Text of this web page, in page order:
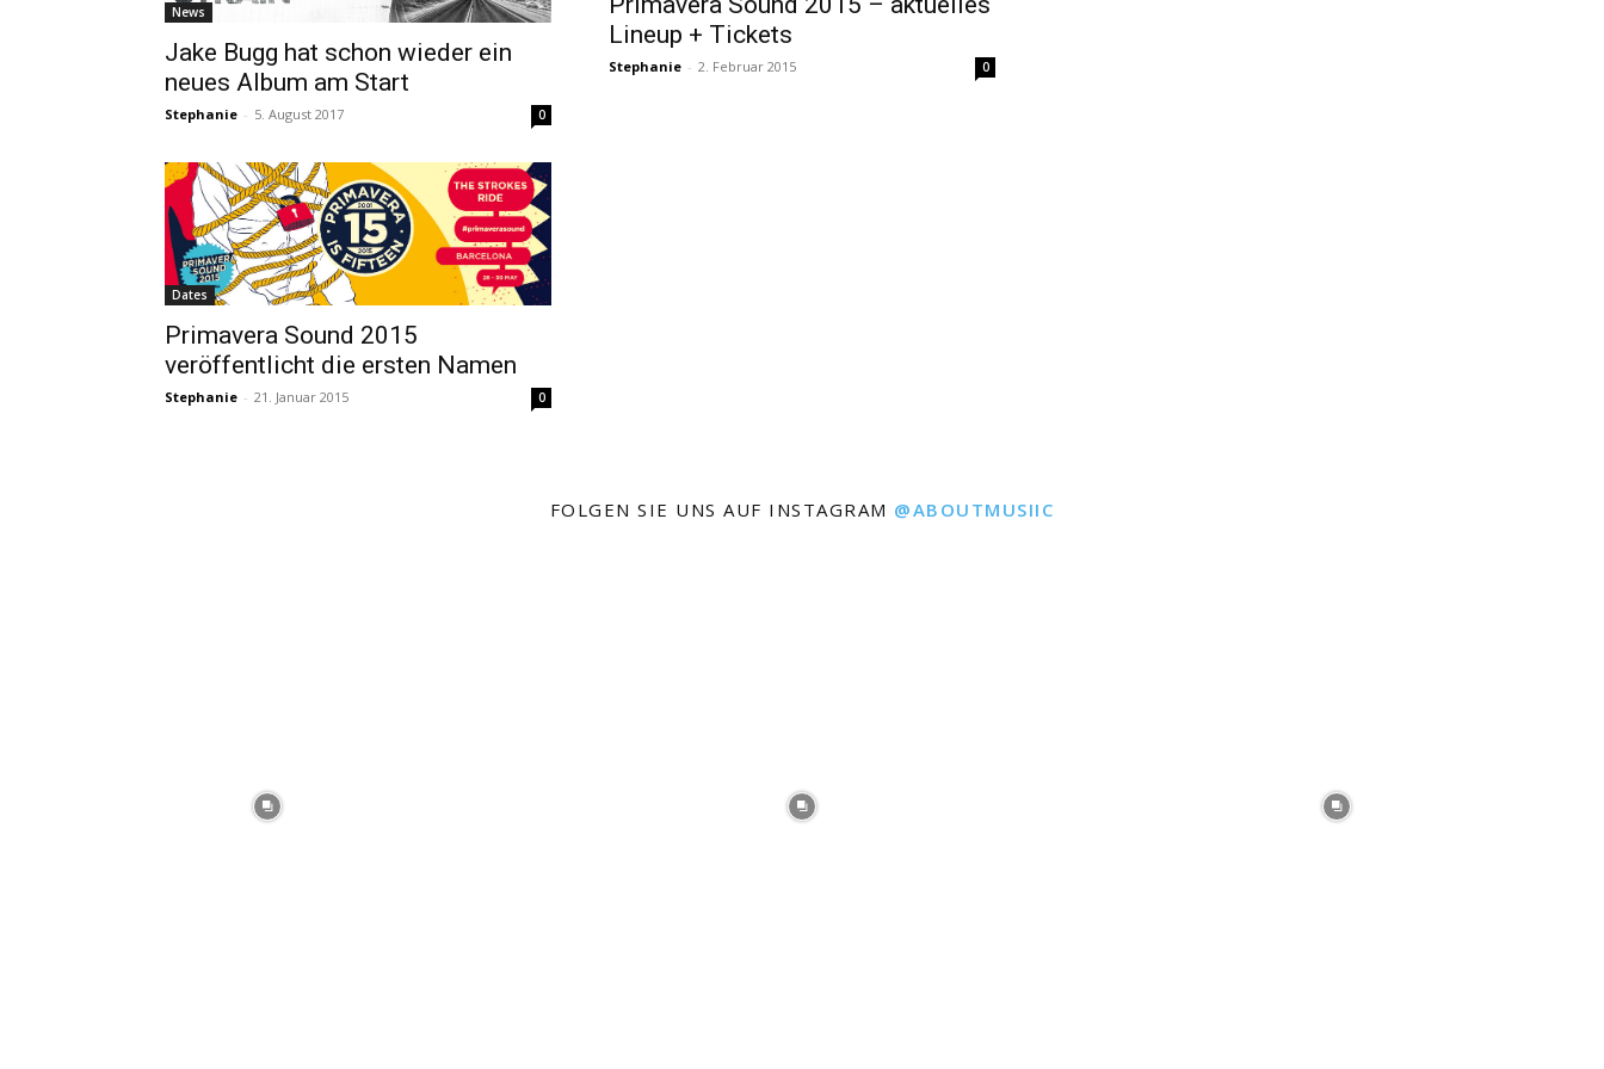
News
Jake Bugg hat schon wieder ein
neues Album am Start
Stephanie - 5. August 2017 0
Lineup + Tickets
Stephanie - 2. Februar 2015 0
Dates
Primavera Sound 2015
veröffentlicht die ersten Namen
Stephanie - 21. Januar 2015 0
FOLGEN SIE UNS AUF INSTAGRAM @ABOUTMUSIIC